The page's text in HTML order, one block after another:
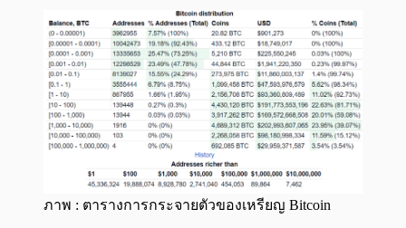
ภาพ : ตารางการกระจายตัวของเหรียญ Bitcoin